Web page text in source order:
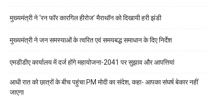
मुख्यमंत्री ने ‘रन फॉर कारगिल हीरोज’ मैराथॉन को दिखायी हरी झंडी
मुख्यमंत्री ने जन समस्याओं के त्वरित एवं समयबद्ध समाधान के दिए निर्देश
एमडीडीए कार्यालय में दर्ज होंगे महायोजना-2041 पर सुझाव और आपत्तियां
आधी रात को छात्रों के बीच पहुंचा PM मोदी का संदेश, कहा- आपका संघर्ष बेकार नहीं
जाएगा